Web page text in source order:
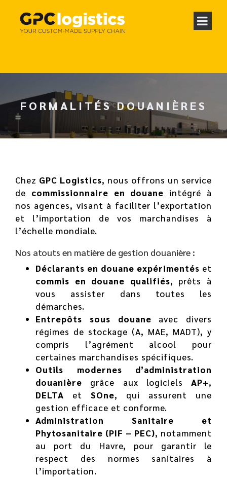
FORMALITÉS DOUANIÈRES
Chez GPC Logistics, nous offrons un service
de commissionnaire en douane intégré à
nos agences, visant à faciliter l’exportation
et l’importation de vos marchandises à
l’échelle mondiale.
Nos atouts en matière de gestion douanière :
Déclarants en douane expérimentés et
commis en douane qualifiés, prêts à
vous assister dans toutes les
démarches.
Entrepôts sous douane avec divers
régimes de stockage (A, MAE, MADT), y
compris l’agrément alcool pour
certaines marchandises spécifiques.
Outils modernes d’administration
douanière grâce aux logiciels AP+,
DELTA et SOne, qui assurent une
gestion efficace et conforme.
Administration Sanitaire et
Phytosanitaire (PIF – PEC), notamment
au port du Havre, pour garantir le
respect des normes sanitaires à
l’importation.